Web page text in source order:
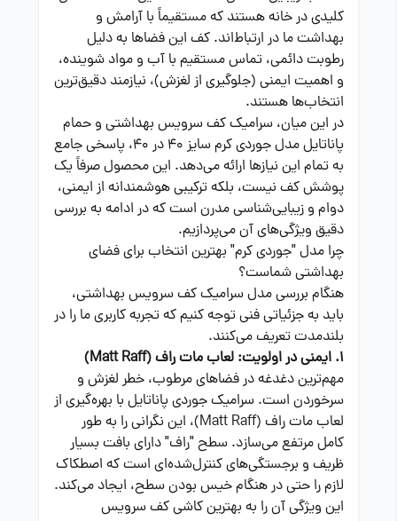
کلیدی در خانه هستند که مستقیماً با آرامش و
بهداشت ما در ارتباط‌اند. کف این فضاها به دلیل
رطوبت دائمی، تماس مستقیم با آب و مواد شوینده،
و اهمیت ایمنی (جلوگیری از لغزش)، نیازمند دقیق‌ترین
انتخاب‌ها هستند.
در این میان، سرامیک کف سرویس بهداشتی و حمام
پاناتایل مدل جوردی کرم سایز 40 در 40، پاسخی جامع
به تمام این نیازها ارائه می‌دهد. این محصول صرفاً یک
پوشش کف نیست، بلکه ترکیبی هوشمندانه از ایمنی،
دوام و زیبایی‌شناسی مدرن است که در ادامه به بررسی
دقیق ویژگی‌های آن می‌پردازیم.
چرا مدل "جوردی کرم" بهترین انتخاب برای فضای
بهداشتی شماست؟
هنگام بررسی مدل سرامیک کف سرویس بهداشتی،
باید به جزئیاتی فنی توجه کنیم که تجربه کاربری ما را در
بلندمدت تعریف می‌کنند.
1. ایمنی در اولویت: لعاب مات راف (Matt Raff)
مهم‌ترین دغدغه در فضاهای مرطوب، خطر لغزش و
سرخوردن است. سرامیک جوردی پاناتایل با بهره‌گیری از
لعاب مات راف (Matt Raff)، این نگرانی را به طور
کامل مرتفع می‌سازد. سطح "راف" دارای بافت بسیار
ظریف و برجستگی‌های کنترل‌شده‌ای است که اصطکاک
لازم را حتی در هنگام خیس بودن سطح، ایجاد می‌کند.
این ویژگی آن را به بهترین کاشی کف سرویس